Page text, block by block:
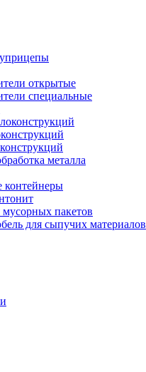
открытые
специальные
металла
контейнеры
пакетов
для сыпучих материалов